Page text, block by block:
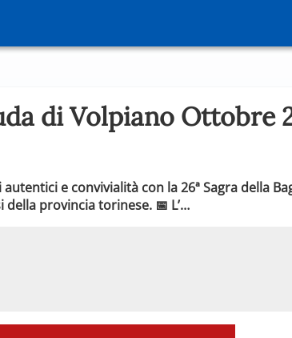
di Volpiano Ottobre
e convivialità con la 26ª Sagra della
provincia torinese. 📅 L’…